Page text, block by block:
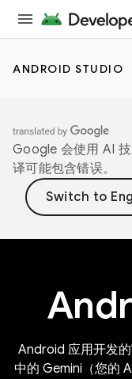
ANDROID STUDIO
Google 会使用 AI
译可能包含错误。
Android 应用开发
中的 Gemini（您的